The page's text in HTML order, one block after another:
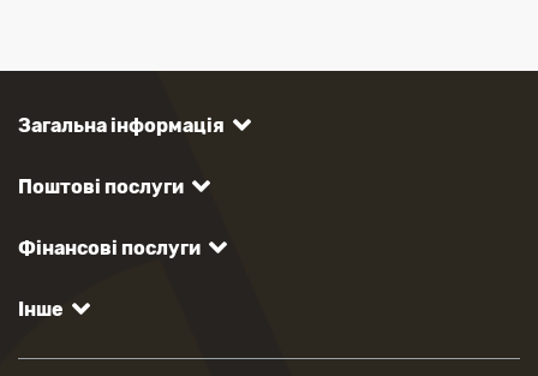
Загальна інформація
Поштові послуги
Фінансові послуги
Інше